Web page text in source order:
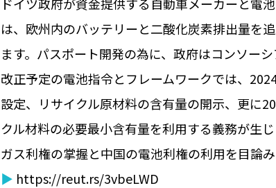
は、欧州内のバッテリーと二酸化炭素排出量を
ます。パスポート開発の為に、政府はコンソー
改正予定の電池指令とフレームワークでは、
設定、リサイクル原材料の含有量の開示、更に
クル材料の必要最小含有量を利用する義務が生
ガス利権の掌握と中国の電池利権の利用を目論
▶ https://reut.rs/3vbeLWD